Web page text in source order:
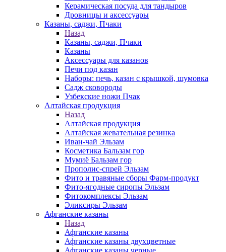
Керамическая посуда для тандыров
Дровницы и аксессуары
Казаны, саджи, Пчаки
Назад
Казаны, саджи, Пчаки
Казаны
Аксессуары для казанов
Печи под казан
Наборы: печь, казан с крышкой, шумовка
Садж сковороды
Узбекские ножи Пчак
Алтайская продукция
Назад
Алтайская продукция
Алтайская жевательная резинка
Иван-чай Эльзам
Косметика Бальзам гор
Мумиё Бальзам гор
Прополис-спрей Эльзам
Фито и травяные сборы Фарм-продукт
Фито-ягодные сиропы Эльзам
Фитокомплексы Эльзам
Эликсиры Эльзам
Афганские казаны
Назад
Афганские казаны
Афганские казаны двухцветные
Афганские казаны черные